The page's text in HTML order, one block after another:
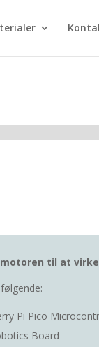
motoren til at virke
Pi Pico
Board